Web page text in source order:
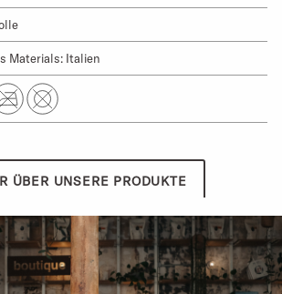
Materials: Italien
ÜBER UNSERE PRODUKTE